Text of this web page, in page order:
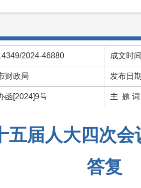
2024-46880 成文时
财政局 发布日
函[2024]9号 主 题 词
五届人大四次
答复